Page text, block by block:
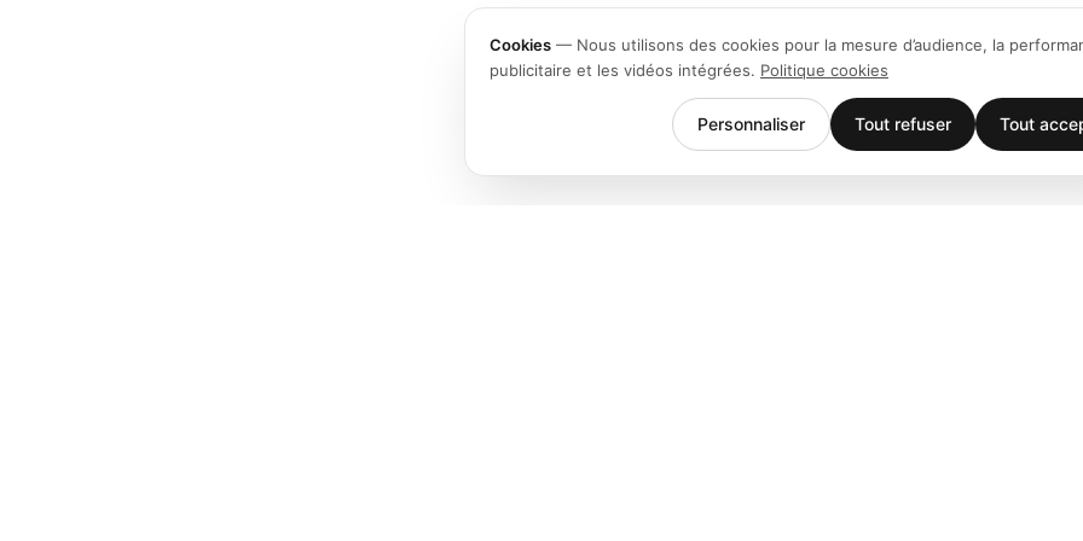
Cookies — Nous utilisons des cookies pour la mesure d’audience, la
publicitaire et les vidéos intégrées. Politique cookies
Personnaliser Tout refuser Tout